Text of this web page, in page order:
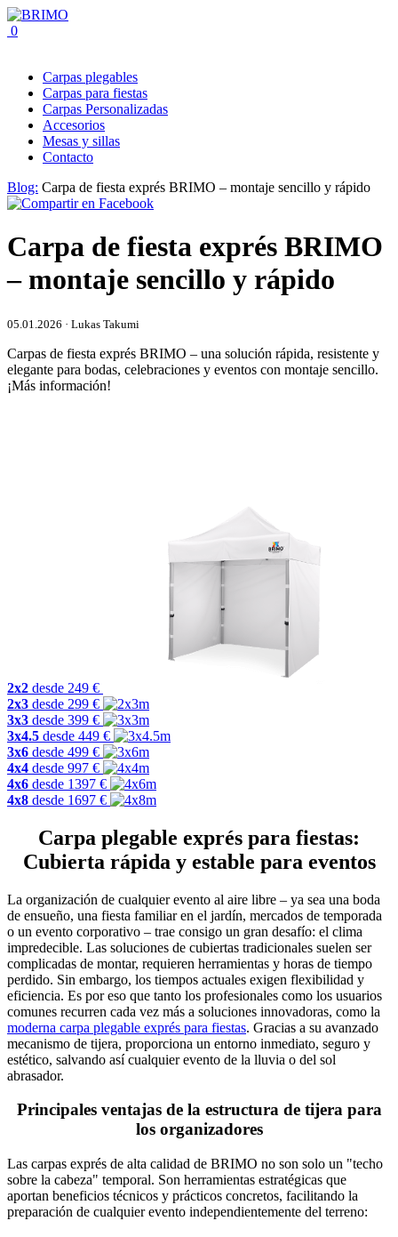
0
Carpas plegables
Carpas para fiestas
Carpas Personalizadas
Accesorios
Mesas y sillas
Contacto
Blog: Carpa de fiesta exprés BRIMO – montaje sencillo y rápido
Carpa de fiesta exprés BRIMO
– montaje sencillo y rápido
05.01.2026 · Lukas Takumi
Carpas de fiesta exprés BRIMO – una solución rápida, resistente y
elegante para bodas, celebraciones y eventos con montaje sencillo.
¡Más información!
2x2 desde 249 €
2x3 desde 299 €
3x3 desde 399 €
3x4.5 desde 449 €
3x6 desde 499 €
4x4 desde 997 €
4x6 desde 1397 €
4x8 desde 1697 €
Carpa plegable exprés para fiestas:
Cubierta rápida y estable para eventos
La organización de cualquier evento al aire libre – ya sea una boda
de ensueño, una fiesta familiar en el jardín, mercados de temporada
o un evento corporativo – trae consigo un gran desafío: el clima
impredecible. Las soluciones de cubiertas tradicionales suelen ser
complicadas de montar, requieren herramientas y horas de tiempo
perdido. Sin embargo, los tiempos actuales exigen flexibilidad y
eficiencia. Es por eso que tanto los profesionales como los usuarios
comunes recurren cada vez más a soluciones innovadoras, como la
moderna carpa plegable exprés para fiestas. Gracias a su avanzado
mecanismo de tijera, proporciona un entorno inmediato, seguro y
estético, salvando así cualquier evento de la lluvia o del sol
abrasador.
Principales ventajas de la estructura de tijera para
los organizadores
Las carpas exprés de alta calidad de BRIMO no son solo un "techo
sobre la cabeza" temporal. Son herramientas estratégicas que
aportan beneficios técnicos y prácticos concretos, facilitando la
preparación de cualquier evento independientemente del terreno: